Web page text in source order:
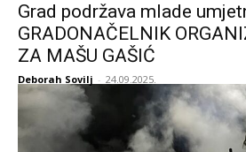
Grad podržava mlade
GRADONAČELNIK
ZA MAŠU GAŠIĆ
Deborah Sovilj - 24.09.2025.